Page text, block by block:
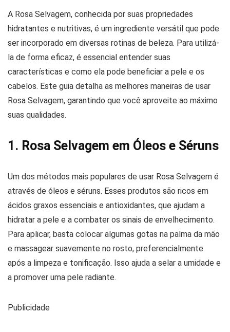
A Rosa Selvagem, conhecida por suas propriedades
hidratantes e nutritivas, é um ingrediente versátil que pode
ser incorporado em diversas rotinas de beleza. Para utilizá-
la de forma eficaz, é essencial entender suas
características e como ela pode beneficiar a pele e os
cabelos. Este guia detalha as melhores maneiras de usar
Rosa Selvagem, garantindo que você aproveite ao máximo
suas qualidades.
1. Rosa Selvagem em Óleos e Séruns
Um dos métodos mais populares de usar Rosa Selvagem é
através de óleos e séruns. Esses produtos são ricos em
ácidos graxos essenciais e antioxidantes, que ajudam a
hidratar a pele e a combater os sinais de envelhecimento.
Para aplicar, basta colocar algumas gotas na palma da mão
e massagear suavemente no rosto, preferencialmente
após a limpeza e tonificação. Isso ajuda a selar a umidade e
a promover uma pele radiante.
Publicidade